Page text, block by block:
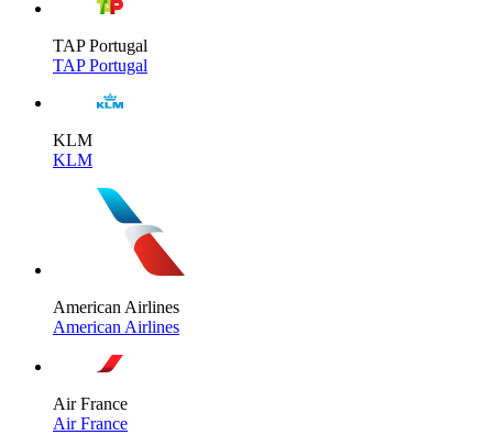
TAP Portugal
TAP Portugal
KLM
KLM
American Airlines
American Airlines
Air France
Air France